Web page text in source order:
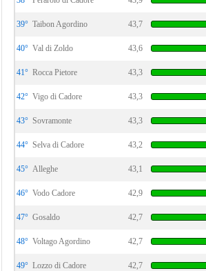
39° Taibon Agordino 43,7
40° Val di Zoldo 43,6
41° Rocca Pietore 43,3
42° Vigo di Cadore 43,3
43° Sovramonte 43,3
44° Selva di Cadore 43,2
45° Alleghe 43,1
46° Vodo Cadore 42,9
47° Gosaldo 42,7
48° Voltago Agordino 42,7
49° Lozzo di Cadore 42,7